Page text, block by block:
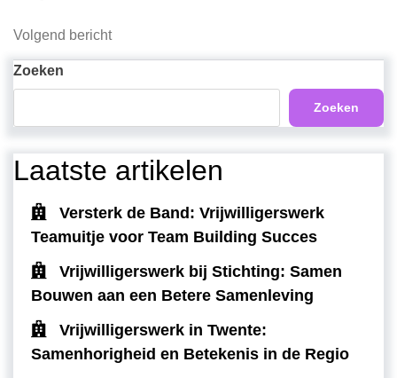
Volgend
Volgend bericht
Zoeken
Zoeken
Laatste artikelen
Versterk de Band: Vrijwilligerswerk
Teamuitje voor Team Building Succes
Vrijwilligerswerk bij Stichting: Samen
Bouwen aan een Betere Samenleving
Vrijwilligerswerk in Twente:
Samenhorigheid en Betekenis in de Regio